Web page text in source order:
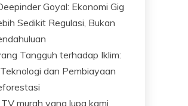
Goyal: Ekonomi Gig
Sedikit Regulasi, Bukan
Tangguh terhadap Iklim:
dan Pembiayaan
murah yang lupa kami